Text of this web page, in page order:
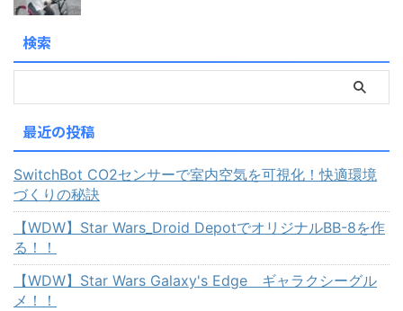
検索
最近の投稿
SwitchBot CO2センサーで室内空気を可視化！快適環境
づくりの秘訣
【WDW】Star Wars_Droid DepotでオリジナルBB-8を作
る！！
【WDW】Star Wars Galaxy's Edge ギャラクシーグル
メ！！